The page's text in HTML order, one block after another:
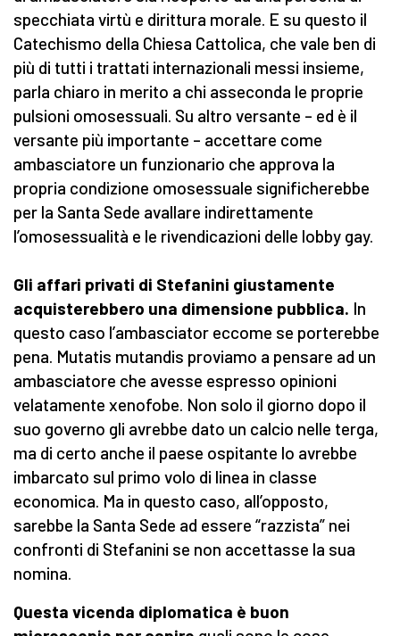
specchiata virtù e dirittura morale. E su questo il
Catechismo della Chiesa Cattolica, che vale ben di
più di tutti i trattati internazionali messi insieme,
parla chiaro in merito a chi asseconda le proprie
pulsioni omosessuali. Su altro versante – ed è il
versante più importante – accettare come
ambasciatore un funzionario che approva la
propria condizione omosessuale significherebbe
per la Santa Sede avallare indirettamente
l’omosessualità e le rivendicazioni delle lobby gay.
Gli affari privati di Stefanini giustamente
acquisterebbero una dimensione pubblica. In
questo caso l’ambasciator eccome se porterebbe
pena. Mutatis mutandis proviamo a pensare ad un
ambasciatore che avesse espresso opinioni
velatamente xenofobe. Non solo il giorno dopo il
suo governo gli avrebbe dato un calcio nelle terga,
ma di certo anche il paese ospitante lo avrebbe
imbarcato sul primo volo di linea in classe
economica. Ma in questo caso, all’opposto,
sarebbe la Santa Sede ad essere “razzista” nei
confronti di Stefanini se non accettasse la sua
nomina.
Questa vicenda diplomatica è buon